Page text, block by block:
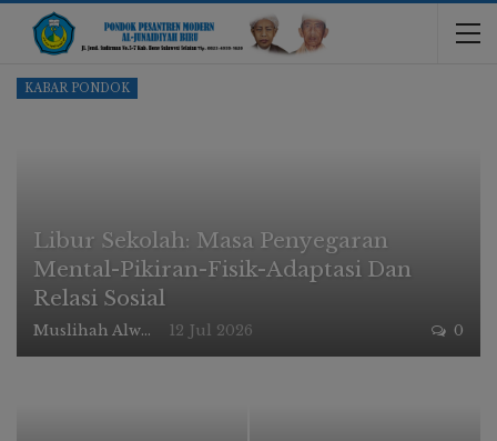
KABAR PONDOK
Libur Sekolah: Masa Penyegaran
Mental-Pikiran-Fisik-Adaptasi Dan
Relasi Sosial
Muslihah Alwi 12 Jul 2026 0